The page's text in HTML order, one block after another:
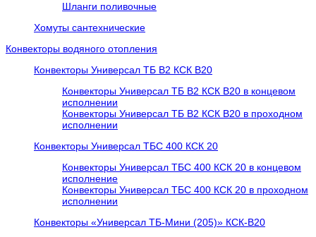
Шланги поливочные
Хомуты сантехнические
Конвекторы водяного отопления
Конвекторы Универсал ТБ В2 КСК В20
Конвекторы Универсал ТБ В2 КСК В20 в концевом
исполнении
Конвекторы Универсал ТБ В2 КСК В20 в проходном
исполнении
Конвекторы Универсал ТБС 400 КСК 20
Конвекторы Универсал ТБС 400 КСК 20 в концевом
исполнение
Конвекторы Универсал ТБС 400 КСК 20 в проходном
исполнении
Конвекторы «Универсал ТБ-Мини (205)» КСК-В20